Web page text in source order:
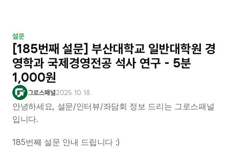
설문
[185번째 설문] 부산대학교 일반대학원 경
영학과 국제경영전공 석사 연구 - 5분
1,000원
그로스패널2025. 10. 18.
안녕하세요, 설문/인터뷰/좌담회 정보 드리는 그로스패널
입니다.
185번째 설문 안내 드립니다 :)